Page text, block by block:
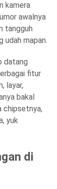
kamera
awalnya
tangguh
udah mapan.
datang
fitur
layar,
bakal
chipsetnya,
yuk
di